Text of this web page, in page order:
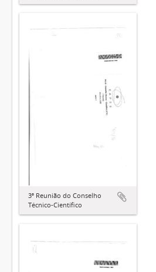
3ª Reunião do Conselho
Técnico-Científico